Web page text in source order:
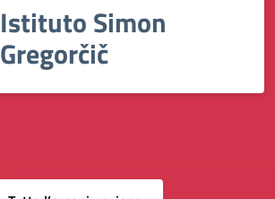
Istituto Simon
Gregorčič